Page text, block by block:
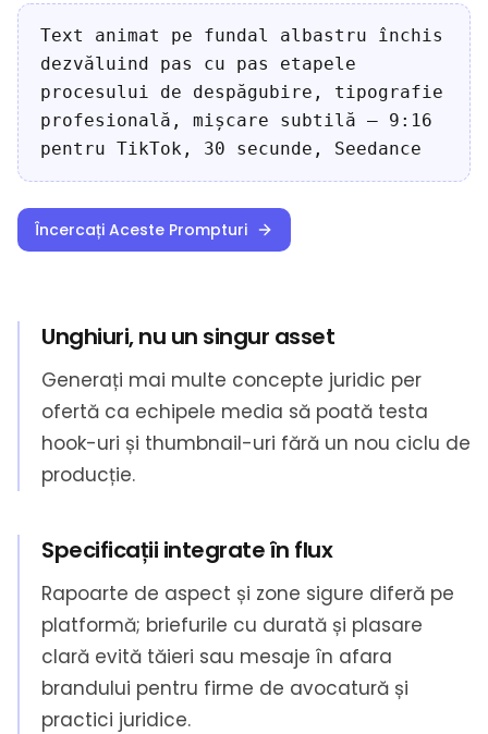
Text animat pe fundal albastru închis
dezvăluind pas cu pas etapele
procesului de despăgubire, tipografie
profesională, mișcare subtilă — 9:16
pentru TikTok, 30 secunde, Seedance
Încercați Aceste Prompturi
Unghiuri, nu un singur asset
Generați mai multe concepte juridic per
ofertă ca echipele media să poată testa
hook-uri și thumbnail-uri fără un nou ciclu de
producție.
Specificații integrate în flux
Rapoarte de aspect și zone sigure diferă pe
platformă; briefurile cu durată și plasare
clară evită tăieri sau mesaje în afara
brandului pentru firme de avocatură și
practici juridice.